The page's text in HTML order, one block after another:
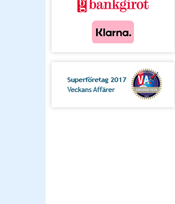
Märkpenna Artline 700 svart